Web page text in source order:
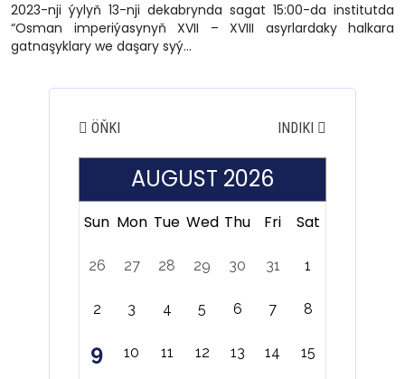
2023-nji ýylyň 13-nji dekabrynda sagat 15:00-da institutda
“Osman imperiýasynyň XVII – XVIII asyrlardaky halkara
gatnaşyklary we daşary syý...
ÖŇKI INDIKI
AUGUST 2026
Sun Mon Tue Wed Thu Fri Sat
26 27 28 29 30 31 1
2 3 4 5 6 7 8
9 10 11 12 13 14 15